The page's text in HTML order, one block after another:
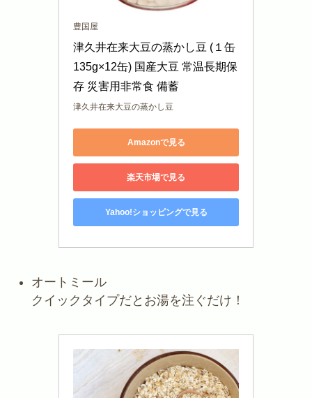
豊国屋
津久井在来大豆の蒸かし豆 (１缶
135g×12缶) 国産大豆 常温長期保
存 災害用非常食 備蓄
津久井在来大豆の蒸かし豆
Amazonで見る
楽天市場で見る
Yahoo!ショッピングで見る
オートミール
クイックタイプだとお湯を注ぐだけ！